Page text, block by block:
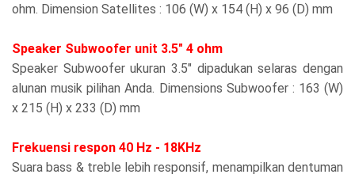
ohm. Dimension Satellites : 106 (W) x 154 (H) x 96 (D) mm
Speaker Subwoofer unit 3.5" 4 ohm
Speaker Subwoofer ukuran 3.5" dipadukan selaras dengan
alunan musik pilihan Anda. Dimensions Subwoofer : 163 (W)
x 215 (H) x 233 (D) mm
Frekuensi respon 40 Hz - 18KHz
Suara bass & treble lebih responsif, menampilkan dentuman